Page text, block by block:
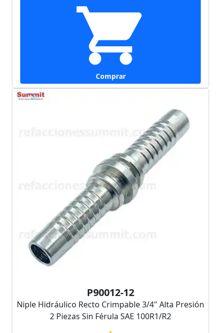
Comprar
P90012-12
Niple Hidráulico Recto Crimpable 3/4" Alta Presión
2 Piezas Sin Férula SAE 100R1/R2